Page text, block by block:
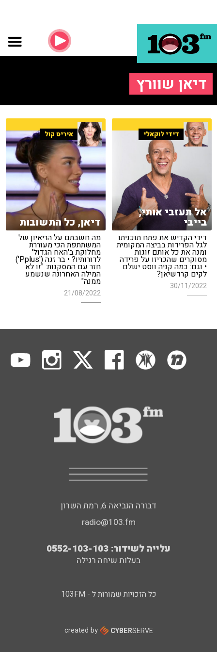
דיאן שוורץ
דידי לוקאלי
אל תעזבי אותי,
בייבי
דידי הקדיש את פתח תוכניתו
לגל הפרידות בביצה המקומית
ומנה את כל אותם זוגות
מסוקרים שהכריזו על פרידה
• וגם: כמה קניה ווסט ישלם
לקים קרדשיאן?
30/11/2022
איריס קול
דיאן, כל התשובות
מה חשבתם על הריאיון של
המשתתפת הכי מעוררת
מחלוקת ב'האח הגדול'
לדורותיו? • בר זגה ('Pplus')
חזר עם המסקנות: "זו לא
המילה האחרונה שנשמע
ממנה"
21/08/2022
דבורה הנביאה 6, רמת השרון
radio@103.fm
עלייה לשידור: 0552-103-103
בעלות שיחה רגילה
כל הזכויות שמורות ל - 103FM
created by CYBERSERVE